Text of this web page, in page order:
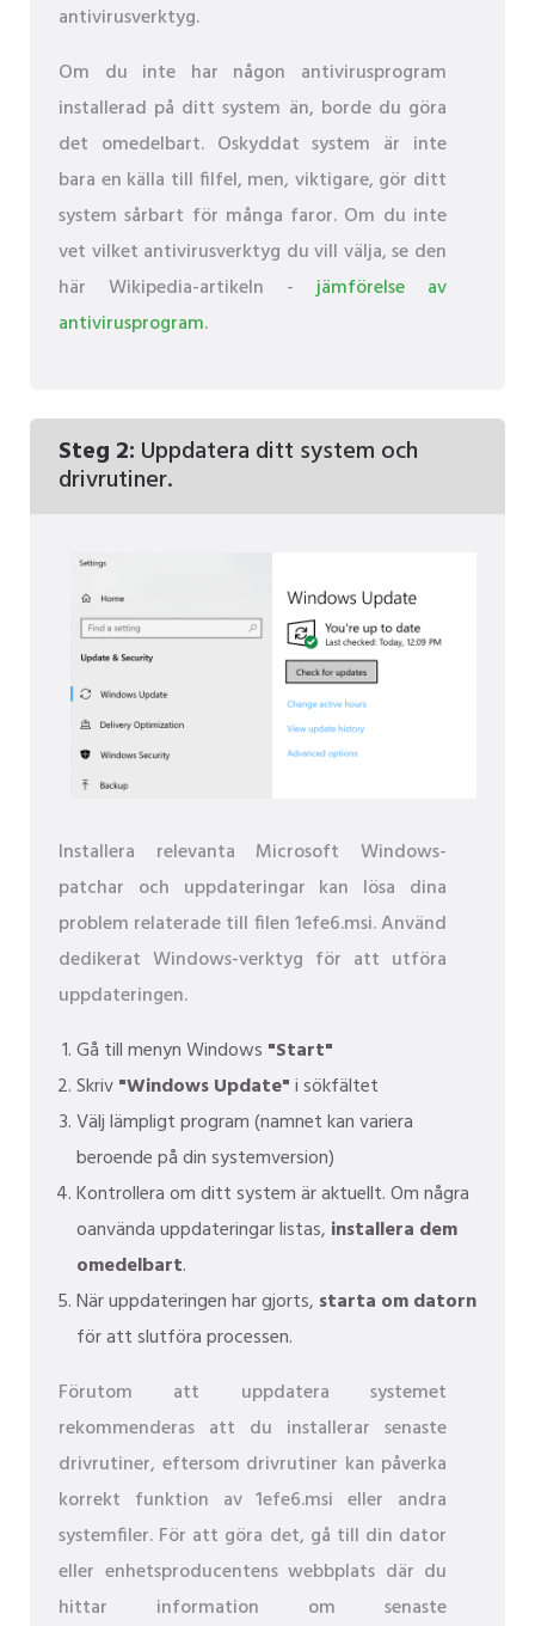
antivirusverktyg.
Om du inte har någon antivirusprogram
installerad på ditt system än, borde du göra
det omedelbart. Oskyddat system är inte
bara en källa till filfel, men, viktigare, gör ditt
system sårbart för många faror. Om du inte
vet vilket antivirusverktyg du vill välja, se den
här Wikipedia-artikeln -jämförelse av
antivirusprogram.
Steg 2: Uppdatera ditt system och
drivrutiner.
Installera relevanta Microsoft Windows-
patchar och uppdateringar kan lösa dina
problem relaterade till filen 1efe6.msi. Använd
dedikerat Windows-verktyg för att utföra
uppdateringen.
Gå till menyn Windows "Start"
Skriv"Windows Update"i sökfältet
Välj lämpligt program (namnet kan variera
beroende på din systemversion)
Kontrollera om ditt system är aktuellt. Om några
oanvända uppdateringar listas, installera dem
omedelbart.
När uppdateringen har gjorts, starta om datorn
för att slutföra processen.
Förutom att uppdatera systemet
rekommenderas att du installerar senaste
drivrutiner, eftersom drivrutiner kan påverka
korrekt funktion av 1efe6.msi eller andra
systemfiler. För att göra det, gå till din dator
eller enhetsproducentens webbplats där du
hittar information om senaste